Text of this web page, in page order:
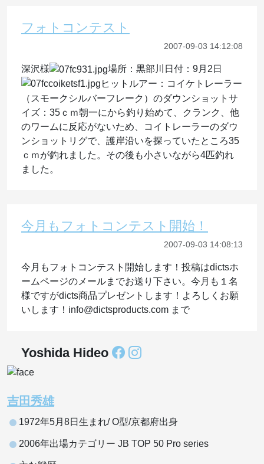
フォトコンテスト
2007-09-03 14:12:08
深沢様
場所：黒部川日付：9月2日
ヒットルアー：コイケトレーラー
（スモークシルバーフレーク）のダウンショットサ
イズ：35ｃｍ朝一にから釣り始めて、クランク、他
のワームに反応がないため、コイトレーラーのダウ
ンショットリグで、護岸沿いを探っていたところ35
ｃｍが釣れました。その後も小さいながら4匹釣れ
ました。
今月もフォトコンテスト開始！
2007-09-03 14:08:13
今月もフォトコンテスト開始します！投稿はdictsホ
ームページのメールまでお送り下さい。今月も１名
様ですがdicts商品プレゼントします！よろしくお願
いします！info@dictsproducts.com まで
Yoshida Hideo
吉田秀雄
1972年5月8日生まれ/ O型/京都府出身
2006年出場カテゴリー JB TOP 50 Pro series